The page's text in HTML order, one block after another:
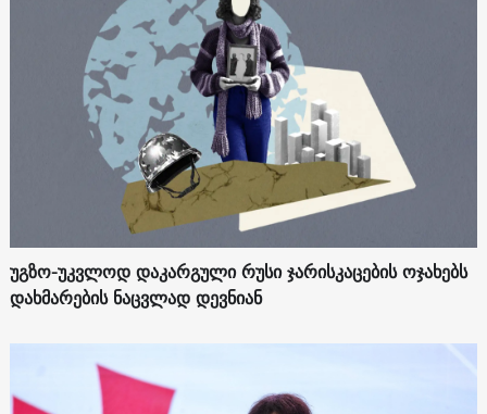
უგზო-უკვლოდ დაკარგული რუსი ჯარისკაცების ოჯახებს
დახმარების ნაცვლად დევნიან